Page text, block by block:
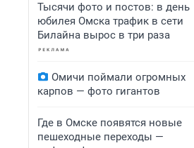
Тысячи фото и постов: в день
юбилея Омска трафик в сети
Билайна вырос в три раза
Омичи поймали огромных
карпов — фото гигантов
Где в Омске появятся новые
пешеходные переходы —